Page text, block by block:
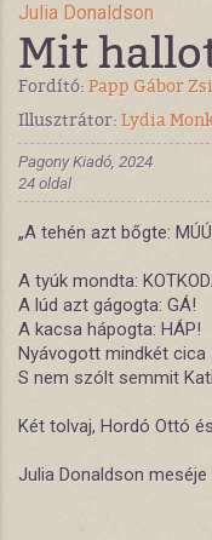
Julia Donaldson
Mit
Fordító: Papp Gábor
Illusztrátor: Lydia
Pagony Kiadó, 2024
24 oldal
„A tehén azt bőgte:
A tyúk mondta:
A lúd azt gágogta: GÁ!
A kacsa hápogta: HÁP!
Nyávogott mindkét cica
S nem szólt semmit
Két tolvaj, Hordó Ottó
Julia Donaldson